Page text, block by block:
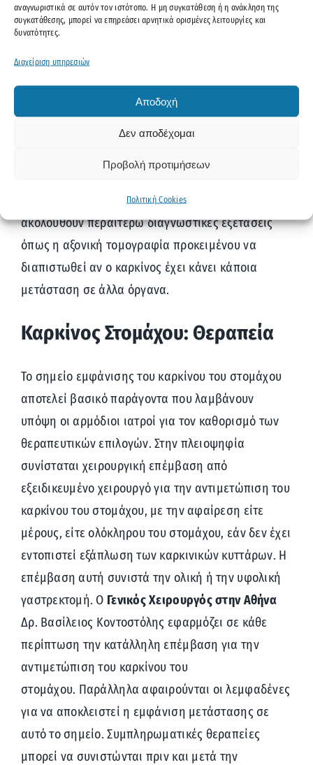
αναγνωριστικά σε αυτόν τον ιστότοπο. Η μη συγκατάθεση ή η ανάκληση της
συγκατάθεσης, μπορεί να επηρεάσει αρνητικά ορισμένες λειτουργίες και
δυνατότητες.
Διαχείριση υπηρεσιών
Αποδοχή
Δεν αποδέχομαι
Προβολή προτιμήσεων
Πολιτική Cookies
Διάγνωση καρκίνου του
στομάχου
Η διενέργεια γαστροσκόπησης με ταυτόχρονη
λήψη δείγματος για βιοψία συνιστά την
ύπαρξη καρκινικών κυττάρων. Στη συνέχεια
ακολουθούν περαιτέρω διαγνωστικές εξετάσεις
όπως η αξονική τομογραφία προκειμένου να
διαπιστωθεί αν ο καρκίνος έχει κάνει κάποια
μετάσταση σε άλλα όργανα.
Καρκίνος Στομάχου: Θεραπεία
Το σημείο εμφάνισης του καρκίνου του στομάχου
αποτελεί βασικό παράγοντα που λαμβάνουν
υπόψη οι αρμόδιοι ιατροί για τον καθορισμό των
θεραπευτικών επιλογών. Στην πλειοψηφία
συνίσταται χειρουργική επέμβαση από
εξειδικευμένο χειρουργό για την αντιμετώπιση του
καρκίνου του στομάχου, με την αφαίρεση είτε
μέρους, είτε ολόκληρου του στομάχου, εάν δεν έχει
εντοπιστεί εξάπλωση των καρκινικών κυττάρων. Η
επέμβαση αυτή συνιστά την ολική ή την υφολική
γαστρεκτομή. Ο Γενικός Χειρουργός στην Αθήνα
Δρ. Βασίλειος Κοντοστόλης εφαρμόζει σε κάθε
περίπτωση την κατάλληλη επέμβαση για την
αντιμετώπιση του καρκίνου του
στομάχου. Παράλληλα αφαιρούνται οι λεμφαδένες
για να αποκλειστεί η εμφάνιση μετάστασης σε
αυτό το σημείο. Συμπληρωματικές θεραπείες
μπορεί να συνιστώνται πριν και μετά την